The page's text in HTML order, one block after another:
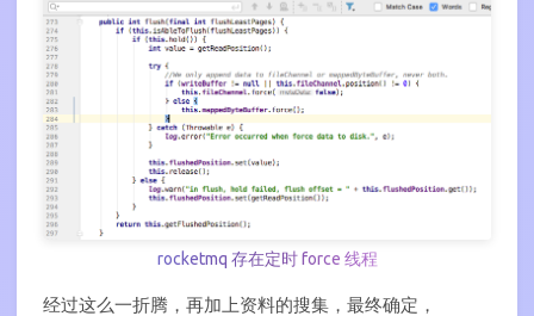
rocketmq 存在定时 force 线程
经过这么一折腾，再加上资料的搜集，最终确定，